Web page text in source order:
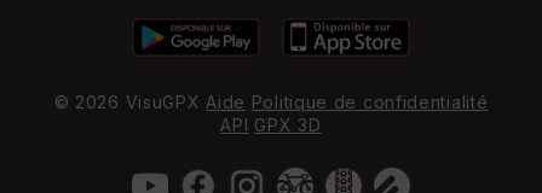
© 2026 VisuGPX Aide Politique de confidentialité
API GPX 3D